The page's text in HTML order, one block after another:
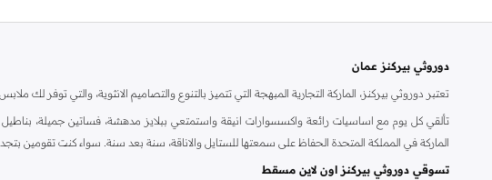
دوروثي بيركنز عمان
تعتبر دوروثي بيركنز، الماركة التجارية المبهجة التي تتميز بالتنوع والتصاميم الانثوية، والتي توفر
تألقي كل يوم مع اساسيات رائعة واكسسوارات انيقة واستمتعي ببلايز مدهشة، فساتين جميلة،
الماركة في المملكة المتحدة الحفاظ على سمعتها للستايل والاناقة، سنة بعد سنة. سواء كنت تقومين
تسوقي دوروثي بيركنز اون لاين مسقط